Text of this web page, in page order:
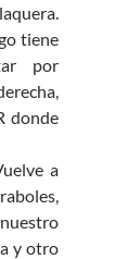
tiene
por
donde
a
y otro